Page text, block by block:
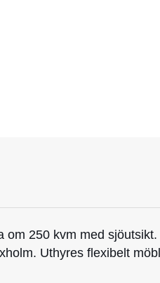
om 250 kvm med
Uthyres flexibelt